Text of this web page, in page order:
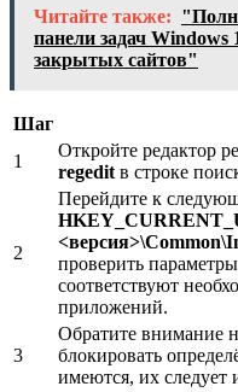
Читайте также:
панели задач Windows
закрытых сайтов"
Шаг
1
Откройте редактор
regedit в строке
2
Перейдите к
проверить
соответствуют
приложений.
3
Обратите внимание
блокировать
имеются, их следует